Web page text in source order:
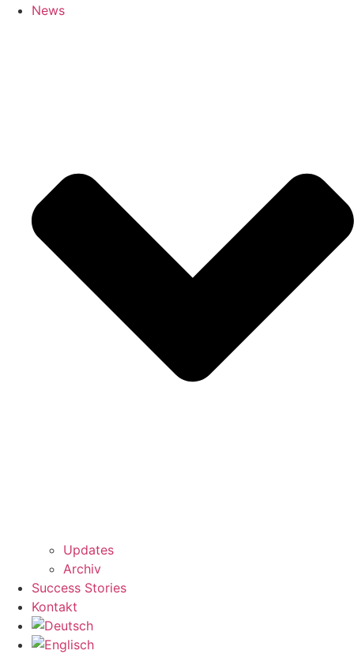
News
Updates
Archiv
Success Stories
Kontakt